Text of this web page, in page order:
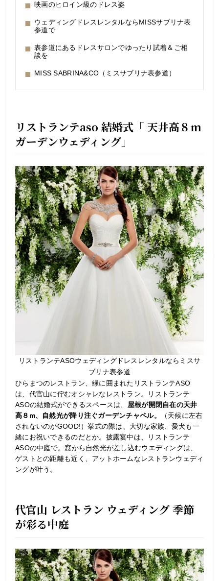
映画のヒロイン級のドレス姿
ウェディングドレスレンタルならMISSサブリナ表
参道で
表参道にあるドレスサロンでゆったり試着＆ご相
談を
MISS SABRINA&CO（ミスサブリナ表参道）
リストランテaso 結婚式「 天井高８m
ガーデンウェディング」
リストランテASOウェディングドレスレンタルならミスサ
ブリナ表参道
ひらまつのレストラン、緑に囲まれた リストランテASO
は、代官山に佇むオシャレなレストラン。リストランテ
ASOの結婚式ができるスペースは、 屋根が開閉自在の天井
高８m、自然光が降り注ぐガーデンチャペル。
（天候に左右
されないのがGOOD!）挙式の際は、大切な家族、愛犬も一
緒にお祝いできるのだとか。披露宴中は、リストランテ
ASOの中庭で。窓から自然光が差し込むウエディングは、
ゲストとの距離も近く、アットホームなレストランウェディ
ングが叶う。
代官山 レストラン ウェディング 季節
が彩る中庭